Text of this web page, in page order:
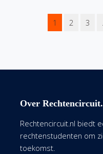
1 2 3
Over
Rechtencircuit.nl biedt
rechtenstudenten om
toekomst.